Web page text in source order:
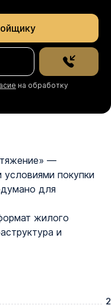
на обработку
—
покупки
для
жилого
и
(платеж от
2